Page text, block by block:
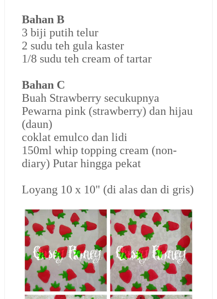
Bahan B
3 biji putih telur
2 sudu teh gula kaster
1/8 sudu teh cream of tartar
Bahan C
Buah Strawberry secukupnya
Pewarna pink (strawberry) dan hijau
(daun)
coklat emulco dan lidi
150ml whip topping cream (non-
diary) Putar hingga pekat
Loyang 10 x 10" (di alas dan di gris)